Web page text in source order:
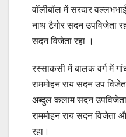
वॉलीबॉल में सरदार
नाथ टैगोर सदन उपविजेता
सदन विजेता रहा ।
रस्साकसी में बालक वर्ग में
राममोहन राय सदन उप
अब्दुल कलाम सदन उपविजेता
राममोहन राय सदन विजेता
रहा।